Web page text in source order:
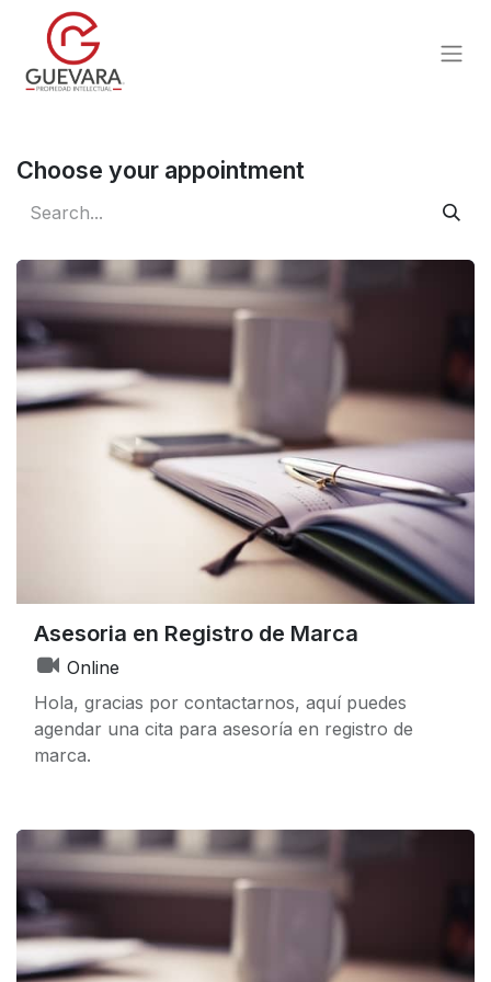
Choose your appointment
Asesoria en Registro de Marca
Online
Hola, gracias por contactarnos, aquí puedes
agendar una cita para asesoría en registro de
marca.